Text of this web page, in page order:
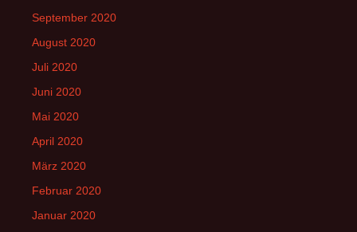
September 2020
August 2020
Juli 2020
Juni 2020
Mai 2020
April 2020
März 2020
Februar 2020
Januar 2020